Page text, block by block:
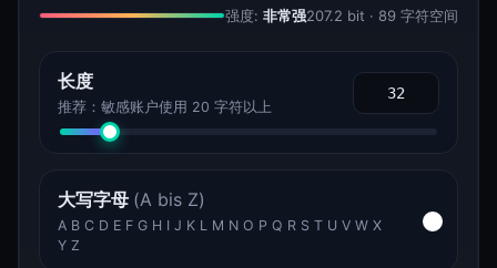
强度: 非常强207.2 bit · 89 字符空间
长度
推荐：敏感账户使用 20 字符以上
大写字母 (A bis Z)
A B C D E F G H I J K L M N O P Q R S T U V W X
Y Z